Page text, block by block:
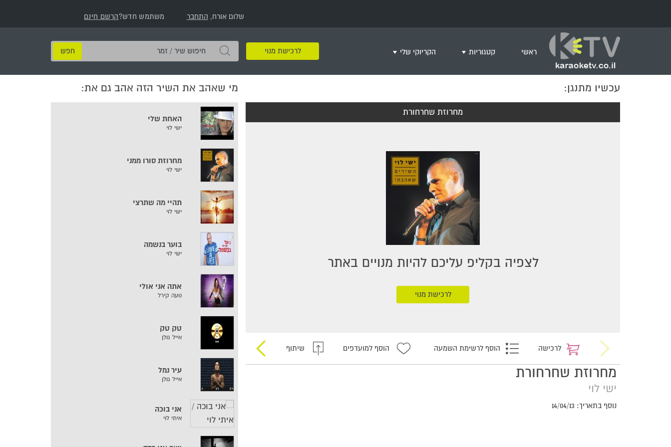
שלום אורח, התחבר משתמש חדש?הרשם חינם
ראשי קטגוריות
שירי רוק/פופ
English songs
שירי ארץ ישראל
שירי אירוויזיון
מסיבת רווקות
שירי יום הזיכרון
הקריוקי שלי
+ צור רשימת השמעה חדשה
לרכישת מנוי
חיפוש
שיר
/
זמר
עכשיו מתנגן:
מחרוזת שחרחורת
לצפיה בקליפ עליכם להיות מנויים באתר
לרכישת מנוי
לרכישה הוסף לרשימת השמעה הוסף למועדפים שיתוף
מחרוזת שחרחורת
ישי לוי
נוסף בתאריך: 14/04/13
מי שאהב את השיר הזה אהב גם את:
האחת שלי
ישי לוי
מחרוזת סורו ממני
ישי לוי
תהיי מה שתרצי
ישי לוי
בוער בנשמה
ישי לוי
אתה אני אולי
נועה קירל
טק טק
אייל גולן
עיר נמל
אייל גולן
אני בוכה
איתי לוי